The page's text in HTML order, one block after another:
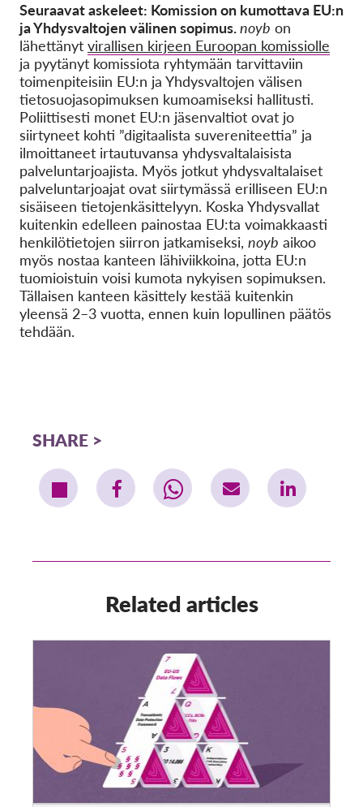
Seuraavat askeleet: Komission on kumottava EU:n
ja Yhdysvaltojen välinen sopimus.noyb on
lähettänyt virallisen kirjeen Euroopan komissiolle
ja pyytänyt komissiota ryhtymään tarvittaviin
toimenpiteisiin EU:n ja Yhdysvaltojen välisen
tietosuojasopimuksen kumoamiseksi hallitusti.
Poliittisesti monet EU:n jäsenvaltiot ovat jo
siirtyneet kohti ”digitaalista suvereniteettia” ja
ilmoittaneet irtautuvansa yhdysvaltalaisista
palveluntarjoajista. Myös jotkut yhdysvaltalaiset
palveluntarjoajat ovat siirtymässä erilliseen EU:n
sisäiseen tietojenkäsittelyyn. Koska Yhdysvallat
kuitenkin edelleen painostaa EU:ta voimakkaasti
henkilötietojen siirron jatkamiseksi, noyb aikoo
myös nostaa kanteen lähiviikkoina, jotta EU:n
tuomioistuin voisi kumota nykyisen sopimuksen.
Tällaisen kanteen käsittely kestää kuitenkin
yleensä 2–3 vuotta, ennen kuin lopullinen päätös
tehdään.
SHARE
Related articles